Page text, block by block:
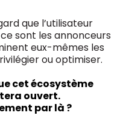
que l’utilisateur
sont les annonceurs
eux-mêmes les
ou optimiser.
cet écosystème
ouvert.
par là ?